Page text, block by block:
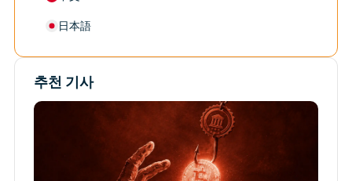
日本語
추천 기사